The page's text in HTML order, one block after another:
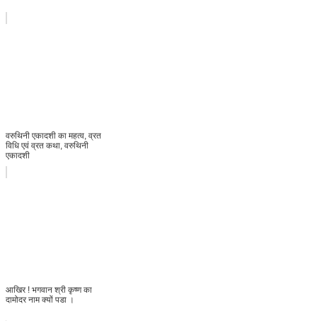
वरुथिनी एकादशी का महत्व, व्रत
विधि एवं व्रत कथा, वरुथिनी
एकादशी
आखिर ! भगवान श्री कृष्ण का
दामोदर नाम क्यों पडा ।